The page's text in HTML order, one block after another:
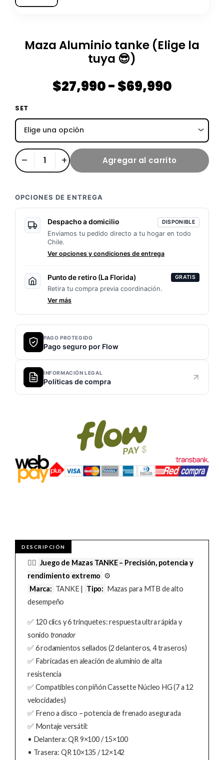
Maza Aluminio tanke (Elige la
tuya 😎)
$27,990-$69,990Rango
desde
hasta
SET
Maza
Aluminio
tanke
(Elige
la
tuya
cantidad
– + Agregar al carrito
OPCIONES DE ENTREGA
Despacho a domicilio DISPONIBLE
Enviamos tu pedido directo a tu hogar en todo
Chile.
Ver opciones y condiciones de entrega
Punto de retiro (La Florida) GRATIS
Retira tu compra previa coordinación.
Ver más
PAGO PROTEGIDO
Pago seguro por Flow
INFORMACIÓN LEGAL
Políticas de compra
🚵‍♂️ Juego de Mazas TANKE – Precisión, potencia y
rendimiento extremo ⚙️
Marca: TANKE | Tipo: Mazas para MTB de alto
desempeño
✅ 120 clics y 6 trinquetes: respuesta ultra rápida y
sonido tronador
✅ 6 rodamientos sellados (2 delanteros, 4 traseros)
✅ Fabricadas en aleación de aluminio de alta
resistencia
✅ Compatibles con piñón Cassette Núcleo HG (7 a 12
velocidades)
✅ Freno a disco – potencia de frenado asegurada
✅ Montaje versátil:
• Delantera: QR 9×100 / 15×100
• Trasera: QR 10×135 / 12×142